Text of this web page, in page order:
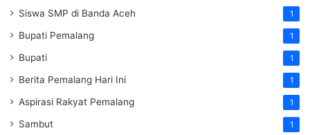
Siswa SMP di Banda Aceh 1
Bupati Pemalang 1
Bupati 1
Berita Pemalang Hari Ini 1
Aspirasi Rakyat Pemalang 1
Sambut 1